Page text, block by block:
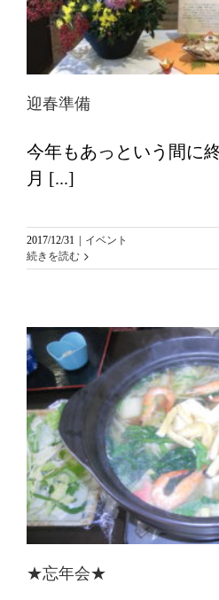
迎春準備
今年もあっという間に
月 [...]
2017/12/31
イベント
続きを読む
★忘年会★